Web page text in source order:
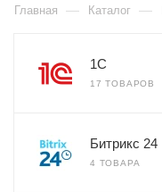
Главная — Каталог —
1С
17 ТОВАРОВ
Битрикс 24
4 ТОВАРА